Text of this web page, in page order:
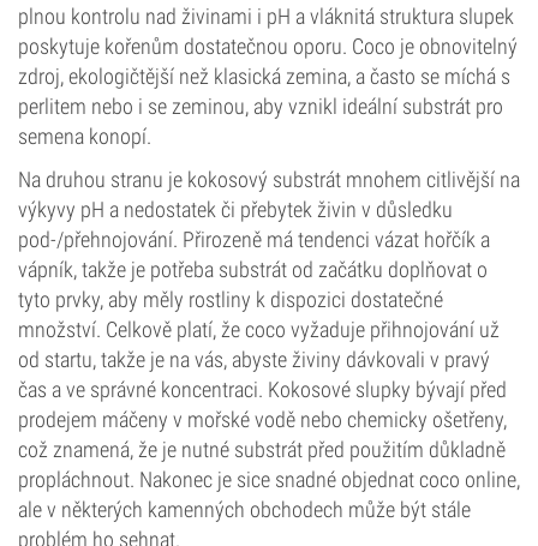
plnou kontrolu nad živinami i pH a vláknitá struktura slupek
poskytuje kořenům dostatečnou oporu. Coco je obnovitelný
zdroj, ekologičtější než klasická zemina, a často se míchá s
perlitem nebo i se zeminou, aby vznikl ideální substrát pro
semena konopí.
Na druhou stranu je kokosový substrát mnohem citlivější na
výkyvy pH a nedostatek či přebytek živin v důsledku
pod-/přehnojování. Přirozeně má tendenci vázat hořčík a
vápník, takže je potřeba substrát od začátku doplňovat o
tyto prvky, aby měly rostliny k dispozici dostatečné
množství. Celkově platí, že coco vyžaduje přihnojování už
od startu, takže je na vás, abyste živiny dávkovali v pravý
čas a ve správné koncentraci. Kokosové slupky bývají před
prodejem máčeny v mořské vodě nebo chemicky ošetřeny,
což znamená, že je nutné substrát před použitím důkladně
propláchnout. Nakonec je sice snadné objednat coco online,
ale v některých kamenných obchodech může být stále
problém ho sehnat.